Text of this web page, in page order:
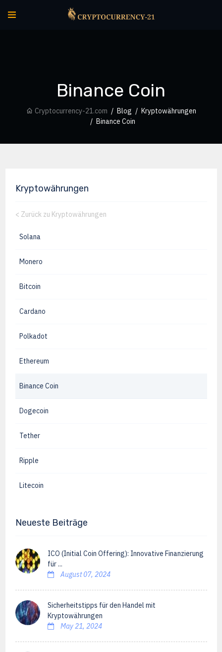
Binance Coin
Cryptocurrency-21.com Blog
Kryptowährungen
Binance Coin
Kryptowährungen
< Zurück zu Kryptowährungen
Solana
Monero
Bitcoin
Cardano
Polkadot
Ethereum
Binance Coin
Dogecoin
Tether
Ripple
Litecoin
Neueste Beiträge
ICO (Initial Coin Offering): Innovative Finanzierung
für ...
August 07, 2024
Sicherheitstipps für den Handel mit
Kryptowährungen
May 21, 2024